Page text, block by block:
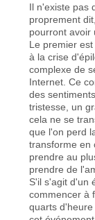
Il n'existe pas
proprement
pourront avoir
Le premier
à la crise
complexe de
Internet. Ce
des
tristesse, un
cela ne se
que l'on perd
transforme en
prendre au
prendre de
S'il s'agit d'un
commencer à
quarts